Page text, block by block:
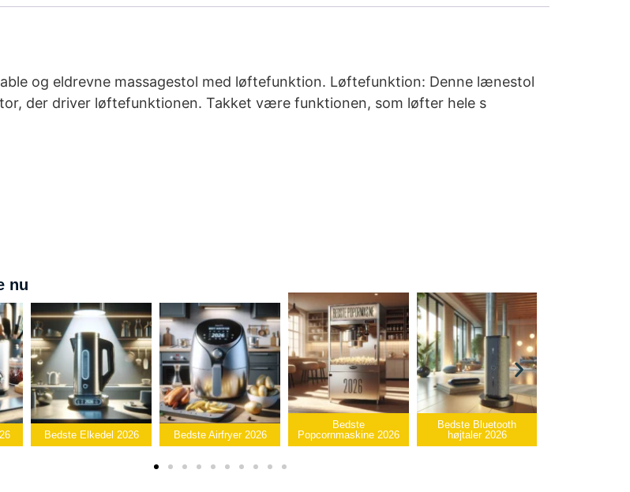
og eldrevne massagestol med løftefunktion. Løftefunktion: Denne lænestol
der driver løftefunktionen. Takket være funktionen, som løfter hele s
nu
Bedste Elkedel 2026 Bedste Airfryer 2026
Bedste
Popcornmaskine 2026
Bedste Bluetooth
højtaler 2026